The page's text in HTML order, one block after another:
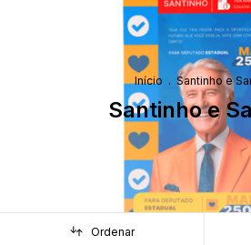
Início . Santinho e
Santinho e
Ordenar